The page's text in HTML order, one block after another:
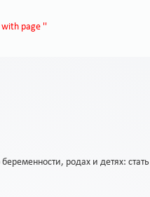
page ''
родах и детях: